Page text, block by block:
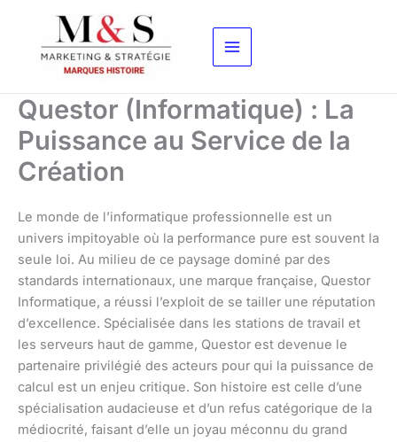
contenu
Questor (Informatique) : La
Puissance au Service de la
Création
Le monde de l’informatique professionnelle est un
univers impitoyable où la performance pure est souvent la
seule loi. Au milieu de ce paysage dominé par des
standards internationaux, une marque française, Questor
Informatique, a réussi l’exploit de se tailler une réputation
d’excellence. Spécialisée dans les stations de travail et
les serveurs haut de gamme, Questor est devenue le
partenaire privilégié des acteurs pour qui la puissance de
calcul est un enjeu critique. Son histoire est celle d’une
spécialisation audacieuse et d’un refus catégorique de la
médiocrité, faisant d’elle un joyau méconnu du grand